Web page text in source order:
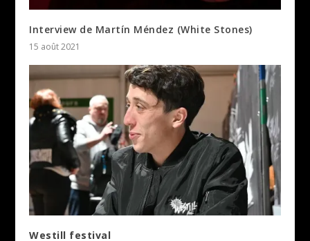
Interview de Martín Méndez (White Stones)
15 août 2021
Westill festival